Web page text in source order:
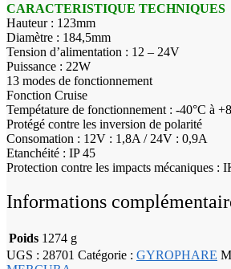
CARACTERISTIQUE TECHNIQUES
Hauteur : 123mm
Diamètre : 184,5mm
Tension d’alimentation : 12 – 24V
Puissance : 22W
13 modes de fonctionnement
Fonction Cruise
Tempétature de fonctionnement : -40°C à
Protégé contre les inversion de polarité
Consomation : 12V : 1,8A / 24V : 0,9A
Etanchéité : IP 45
Protection contre les impacts mécaniques :
Informations
Poids 1274 g
UGS : 28701 Catégorie : GYROPHARE